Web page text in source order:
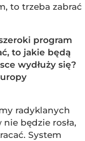
to trzeba zabrać
program
to jakie będą
wydłuży się?
radyklanych
będzie rosła,
System